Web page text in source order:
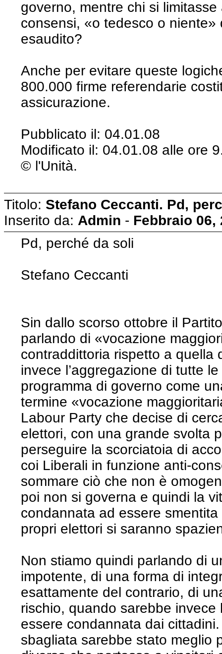
governo, mentre chi si
consensi, «o tedesco o
esaudito?
Anche per evitare queste
800.000 firme referendarie
assicurazione.
Pubblicato il: 04.01.08
Modificato il: 04.01.08 alle
© l'Unità.
Titolo: Stefano Ceccanti. Pd,
Inserito da: Admin - Febbraio 06,
Pd, perché da soli
Stefano Ceccanti
Sin dallo scorso ottobre il
parlando di «vocazione
contraddittoria rispetto a quella
invece l’aggregazione di tutte
programma di governo come
termine «vocazione
Labour Party che decise di
elettori, con una grande svolta
perseguire la scorciatoia di
coi Liberali in funzione anti-
sommare ciò che non è
poi non si governa e quindi la
condannata ad essere
propri elettori si saranno
Non stiamo quindi parlando di
impotente, di una forma di
esattamente del contrario, di
rischio, quando sarebbe invece
essere condannata dai
sbagliata sarebbe stato meglio